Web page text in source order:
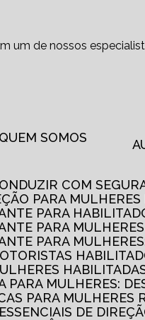
um de nossos
QUEM SOMOS
COM
PARA
PARA
PARA
PARA
PARA MULHERES:
PARA
ESSENCIAIS DE